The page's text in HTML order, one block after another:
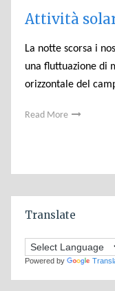
Attività
La notte scorsa i
una fluttuazione di
orizzontale del
Read More
Translate
Powered by